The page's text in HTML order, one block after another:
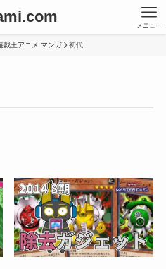
メニュー
戯王アニメ マンガ 初代